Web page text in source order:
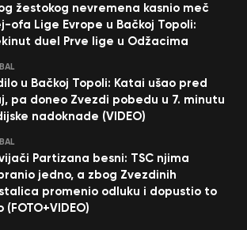
žestokog nevremena kasnio meč
ofa Lige Evrope u Bačkoj Topoli:
duel Prve lige u Odžacima
u Bačkoj Topoli: Katai ušao pred
pa doneo Zvezdi pobedu u 7. minutu
nadoknade (VIDEO)
Partizana besni: TSC njima
jedno, a zbog Zvezdinih
promenio odluku i dopustio to
(FOTO+VIDEO)